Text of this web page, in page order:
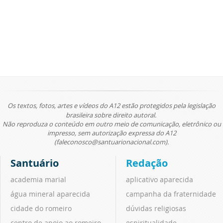
Os textos, fotos, artes e vídeos do A12 estão protegidos pela legislação
brasileira sobre direito autoral.
Não reproduza o conteúdo em outro meio de comunicação, eletrônico ou
impresso, sem autorização expressa do A12
(faleconosco@santuarionacional.com).
Santuário
academia marial
água mineral aparecida
cidade do romeiro
Redação
aplicativo aparecida
campanha da fraternidade
dúvidas religiosas